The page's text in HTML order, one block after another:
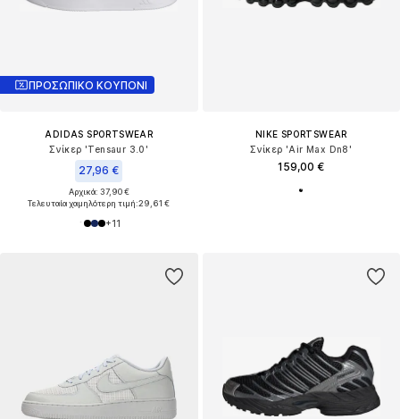
ΠΡΟΣΩΠΙΚΟ ΚΟΥΠΟΝΙ
ADIDAS SPORTSWEAR
Σνίκερ 'Tensaur 3.0'
27,96 €
Αρχικά: 37,90 €
Τελευταία χαμηλότερη τιμή:29,61 €
+11
NIKE SPORTSWEAR
Σνίκερ 'Air Max Dn8'
159,00 €